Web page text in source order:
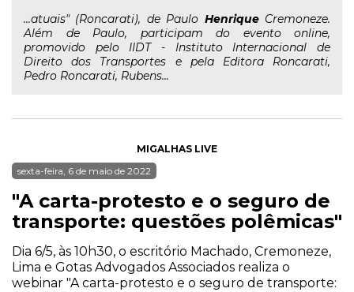
...atuais" (Roncarati), de Paulo HenriqueCremoneze.
Além de Paulo, participam do evento online,
promovido pelo IIDT - Instituto Internacional de
Direito dos Transportes e pela Editora Roncarati,
Pedro Roncarati, Rubens...
MIGALHAS LIVE
sexta-feira, 6 de maio de 2022
"A carta-protesto e o seguro de
transporte: questões polêmicas"
Dia 6/5, às 10h30, o escritório Machado, Cremoneze,
Lima e Gotas Advogados Associados realiza o
webinar "A carta-protesto e o seguro de transporte: